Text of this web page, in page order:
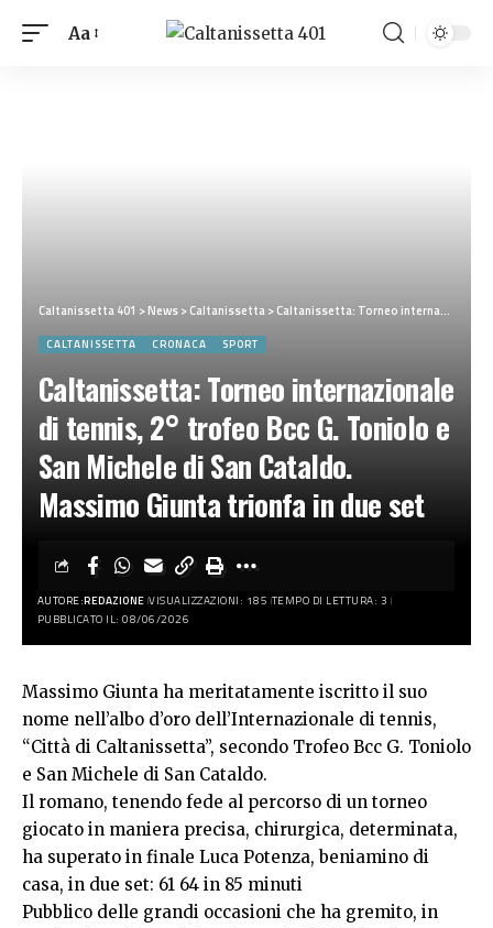
Aa
Caltanissetta 401 >News>Caltanissetta>Caltanissetta: Torneo internazionale di tennis, 2° trofeo Bcc G. Toniolo e San Michele di San Cataldo. Massimo Giunta trionfa in due set
CALTANISSETTA CRONACA SPORT
Caltanissetta: Torneo internazionale
di tennis, 2° trofeo Bcc G. Toniolo e
San Michele di San Cataldo.
Massimo Giunta trionfa in due set
AUTORE:REDAZIONE VISUALIZZAZIONI: 185 TEMPO DI LETTURA: 3
PUBBLICATO IL: 08/06/2026
Massimo Giunta ha meritatamente iscritto il suo
nome nell’albo d’oro dell’Internazionale di tennis,
“Città di Caltanissetta”, secondo Trofeo Bcc G. Toniolo
e San Michele di San Cataldo.
Il romano, tenendo fede al percorso di un torneo
giocato in maniera precisa, chirurgica, determinata,
ha superato in finale Luca Potenza, beniamino di
casa, in due set: 61 64 in 85 minuti
Pubblico delle grandi occasioni che ha gremito, in